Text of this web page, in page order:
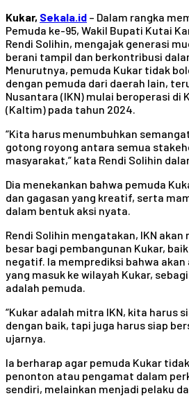
Kukar, Sekala.id – Dalam rangka
Pemuda ke-95, Wakil Bupati Kutai
Rendi Solihin, mengajak generasi
berani tampil dan berkontribusi
Menurutnya, pemuda Kukar tidak
dengan pemuda dari daerah lain,
Nusantara (IKN) mulai beroperasi di
(Kaltim) pada tahun 2024.
“Kita harus menumbuhkan
gotong royong antara semua
masyarakat,” kata Rendi Solihin
Dia menekankan bahwa pemuda
dan gagasan yang kreatif, serta
dalam bentuk aksi nyata.
Rendi Solihin mengatakan, IKN
besar bagi pembangunan Kukar,
negatif. Ia memprediksi bahwa
yang masuk ke wilayah Kukar,
adalah pemuda.
“Kukar adalah mitra IKN, kita harus
dengan baik, tapi juga harus siap
ujarnya.
Ia berharap agar pemuda Kukar
penonton atau pengamat dalam
sendiri, melainkan menjadi pelaku